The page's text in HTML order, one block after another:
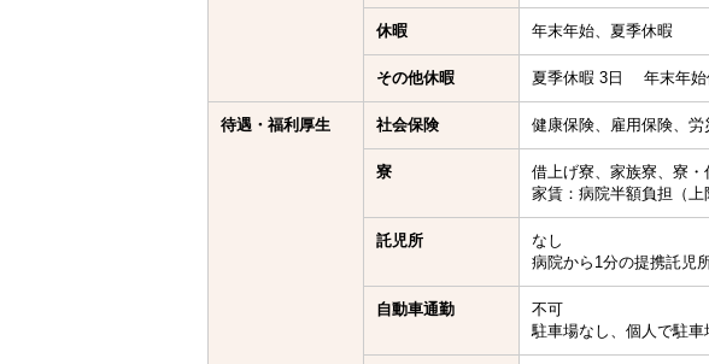
休暇 年末年始、夏季休暇
その他休暇 夏季休暇 3日 年末年
待遇・福利厚生 社会保険 健康保険、雇用保険、
寮
借上げ寮、家族寮、寮・
家賃：病院半額負担（
託児所
なし
病院から1分の提携託児
自動車通勤
不可
駐車場なし、個人で駐